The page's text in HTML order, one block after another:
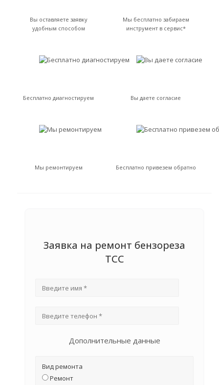
Вы оставляете заявку
удобным способом
Мы бесплатно забираем
инструмент в сервис*
Бесплатно диагностируем Вы даете согласие
Мы ремонтируем Бесплатно привезем обратно
Заявка на ремонт бензореза
TCC
Дополнительные данные
Вид ремонта
Ремонт